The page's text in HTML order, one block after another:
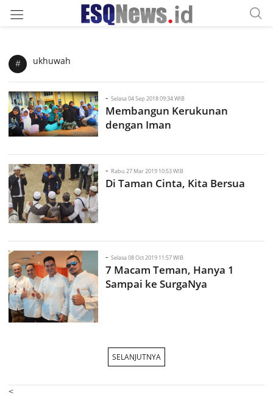
# ukhuwah
- Selasa 04 Sep 2018 09:34 WIB
Membangun Kerukunan
dengan Iman
- Rabu 27 Mar 2019 10:53 WIB
Di Taman Cinta, Kita Bersua
- Selasa 08 Oct 2019 11:57 WIB
7 Macam Teman, Hanya 1
Sampai ke SurgaNya
SELANJUTNYA
<